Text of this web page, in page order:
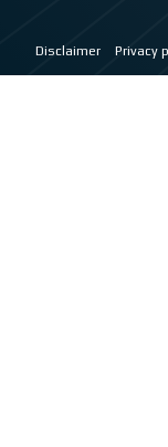
Disclaimer
Privacy